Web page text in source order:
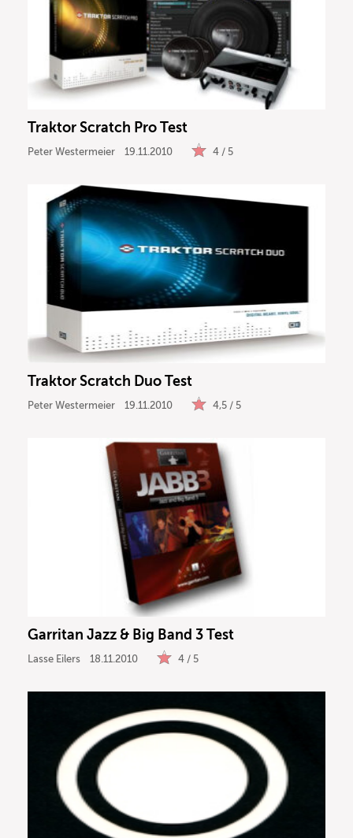
Traktor Scratch Pro Test
Peter Westermeier 19.11.2010 4 / 5
Traktor Scratch Duo Test
Peter Westermeier 19.11.2010 4,5 / 5
Garritan Jazz & Big Band 3 Test
Lasse Eilers 18.11.2010 4 / 5